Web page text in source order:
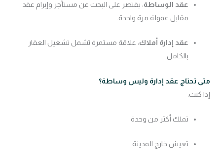
عقد الوساطة: يقتصر على البحث عن مستأجر وإبرام عقد
مقابل عمولة مرة واحدة.
عقد إدارة أملاك: علاقة مستمرة تشمل تشغيل العقار
بالكامل.
متى تحتاج عقد إدارة وليس وساطة؟
إذا كنت:
تملك أكثر من وحدة
تعيش خارج المدينة